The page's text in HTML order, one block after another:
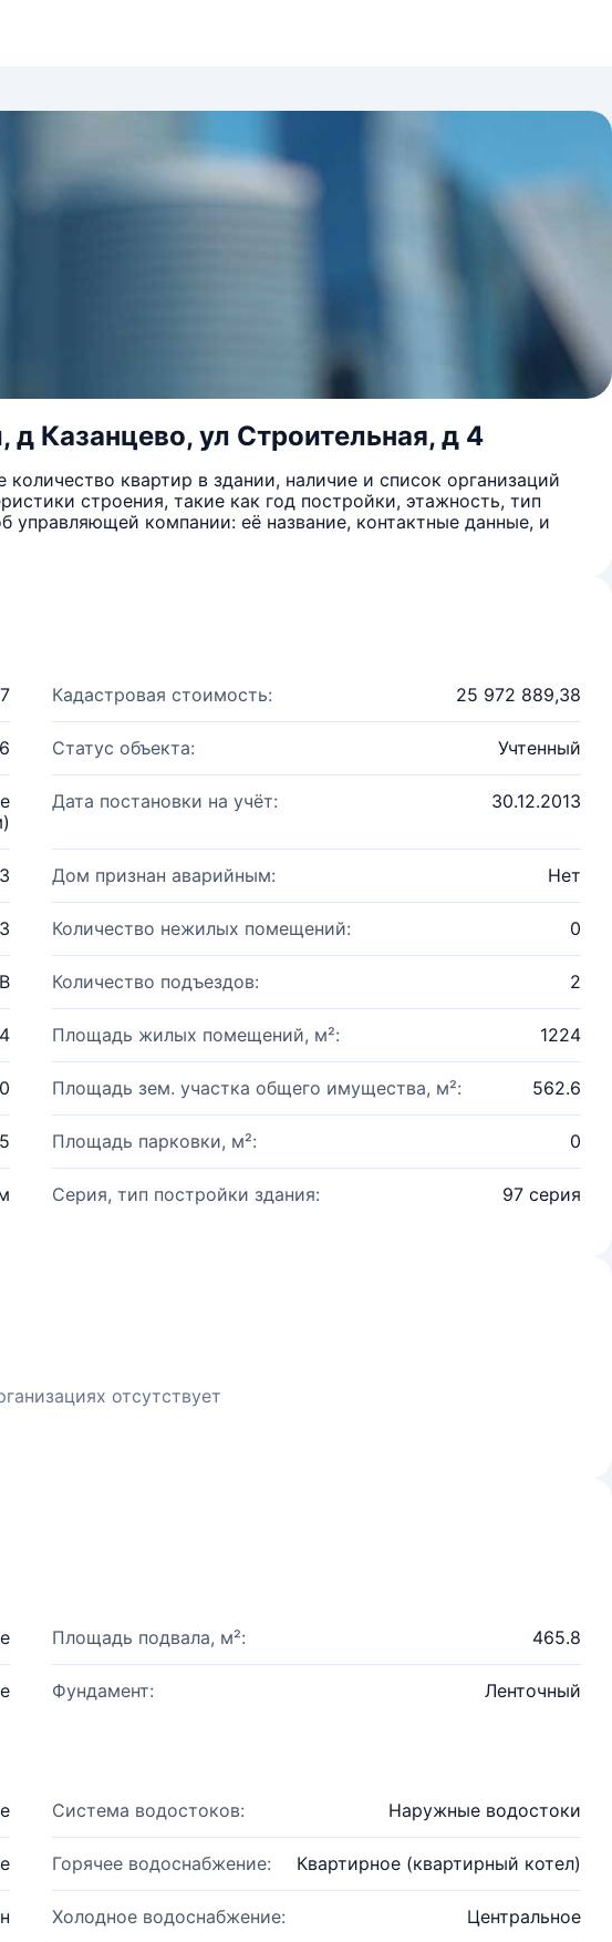
Казанцево, ул Строительная, д 4
квартир в здании, наличие и список организаций
строения, такие как год постройки, этажность, тип
компании: её название, контактные данные, и
Кадастровая стоимость: 25 972 889,38
Статус объекта: Учтенный
Дата постановки на учёт: 30.12.2013
Дом признан аварийным: Нет
Количество нежилых помещений: 0
B Количество подъездов: 2
4 Площадь жилых помещений, м²: 1224
0 Площадь зем. участка общего имущества, м²: 562.6
Площадь парковки, м²: 0
Серия, тип постройки здания: 97 серия
отсутствует
Площадь подвала, м²: 465.8
Фундамент: Ленточный
Система водостоков: Наружные водостоки
Горячее водоснабжение: Квартирное (квартирный котел)
Холодное водоснабжение: Центральное